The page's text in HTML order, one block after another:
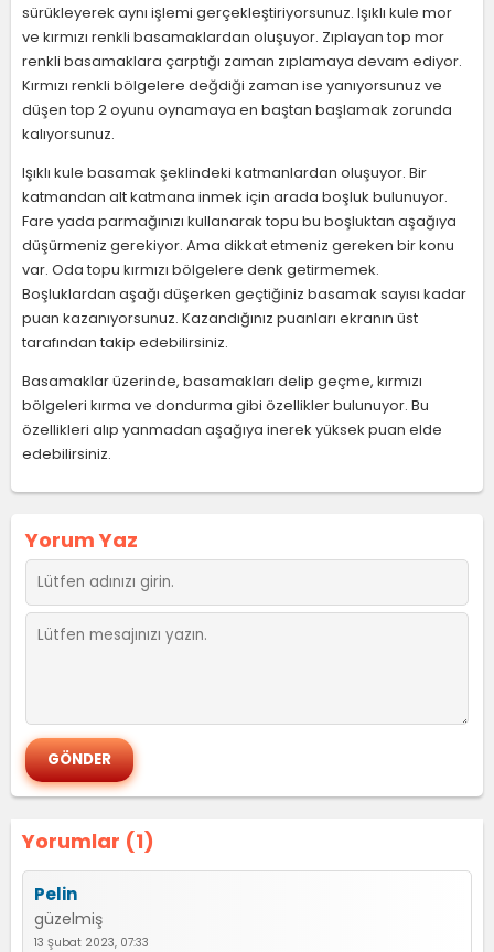
sürükleyerek aynı işlemi gerçekleştiriyorsunuz. Işıklı kule mor
ve kırmızı renkli basamaklardan oluşuyor. Zıplayan top mor
renkli basamaklara çarptığı zaman zıplamaya devam ediyor.
Kırmızı renkli bölgelere değdiği zaman ise yanıyorsunuz ve
düşen top 2 oyunu oynamaya en baştan başlamak zorunda
kalıyorsunuz.
Işıklı kule basamak şeklindeki katmanlardan oluşuyor. Bir
katmandan alt katmana inmek için arada boşluk bulunuyor.
Fare yada parmağınızı kullanarak topu bu boşluktan aşağıya
düşürmeniz gerekiyor. Ama dikkat etmeniz gereken bir konu
var. Oda topu kırmızı bölgelere denk getirmemek.
Boşluklardan aşağı düşerken geçtiğiniz basamak sayısı kadar
puan kazanıyorsunuz. Kazandığınız puanları ekranın üst
tarafından takip edebilirsiniz.
Basamaklar üzerinde, basamakları delip geçme, kırmızı
bölgeleri kırma ve dondurma gibi özellikler bulunuyor. Bu
özellikleri alıp yanmadan aşağıya inerek yüksek puan elde
edebilirsiniz.
Yorumlar (1)
Pelin
güzelmiş
13 Şubat 2023, 07:33
Yorum Yaz